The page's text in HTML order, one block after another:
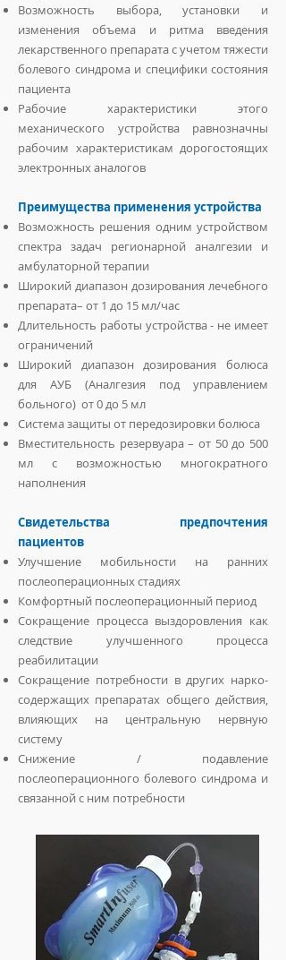
Возможность выбора, установки и
изменения объема и ритма введения
лекарственного препарата с учетом тяжести
болевого синдрома и специфики состояния
пациента
Рабочие характеристики этого
механического устройства равнозначны
рабочим характеристикам дорогостоящих
электронных аналогов
Преимущества применения устройства
Возможность решения одним устройством
спектра задач регионарной аналгезии и
амбулаторной терапии
Широкий диапазон дозирования лечебного
препарата– от 1 до 15 мл/час
Длительность работы устройства - не имеет
ограничений
Широкий диапазон дозирования болюса
для АУБ (Аналгезия под управлением
больного) от 0 до 5 мл
Система защиты от передозировки болюса
Вместительность резервуара – от 50 до 500
мл с возможностью многократного
наполнения
Свидетельства предпочтения
пациентов
Улучшение мобильности на ранних
послеоперационных стадиях
Комфортный послеоперационный период
Сокращение процесса выздоровления как
следствие улучшенного процесса
реабилитации
Сокращение потребности в других нарко-
содержащих препаратах общего действия,
влияющих на центральную нервную
систему
Снижение / подавление
послеоперационного болевого синдрома и
связанной с ним потребности